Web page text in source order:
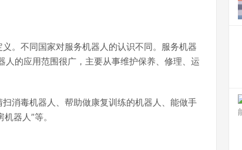
。不同国家对服务机器人的认识不同。服务机器
的应用范围很广，主要从事维护保养、修理、运
消毒机器人、帮助做康复训练的机器人、能做手
器人”等。